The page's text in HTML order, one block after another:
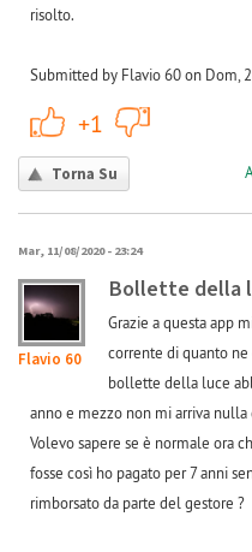
risolto.
Submitted by Flavio 60 on Dom,
+1
Torna Su
Mar, 11/08/2020 - 23:24
Flavio 60
Bollette della
Grazie a questa app
corrente di quanto
bollette della luce
anno e mezzo non mi arriva
Volevo sapere se è normale ora
fosse così ho pagato per 7 anni
rimborsato da parte del gestore ?